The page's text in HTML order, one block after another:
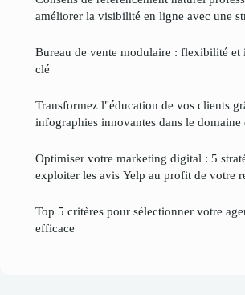
améliorer la visibilité en ligne avec une
Bureau de vente modulaire : flexibilité et
clé
Transformez l"éducation de vos clients
infographies innovantes dans le domaine
Optimiser votre marketing digital : 5
exploiter les avis Yelp au profit de votre
Top 5 critères pour sélectionner votre
efficace